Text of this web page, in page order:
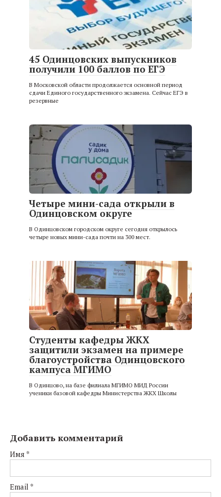
45 Одинцовских выпускников
получили 100 баллов по ЕГЭ
В Московской области продолжается основной период
сдачи Единого государственного экзамена. Сейчас ЕГЭ в
резервные
Четыре мини-сада открыли в
Одинцовском округе
В Одинцовском городском округе сегодня открылось
четыре новых мини-сада почти на 300 мест.
Студенты кафедры ЖКХ
защитили экзамен на примере
благоустройства Одинцовского
кампуса МГИМО
В Одинцово, на базе филиала МГИМО МИД России
ученики базовой кафедры Министерства ЖКХ Школы
Добавить комментарий
Имя *
Email *